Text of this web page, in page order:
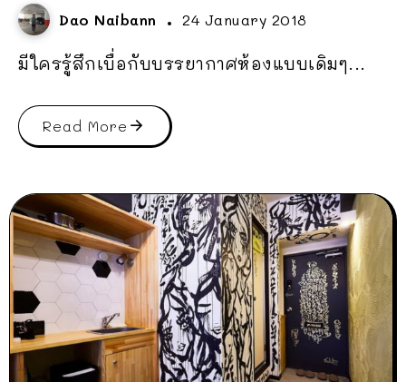
Dao Naibann 24 January 2018
มีใครรู้สึกเบื่อกับบรรยากาศห้องแบบเดิมๆ...
Read More